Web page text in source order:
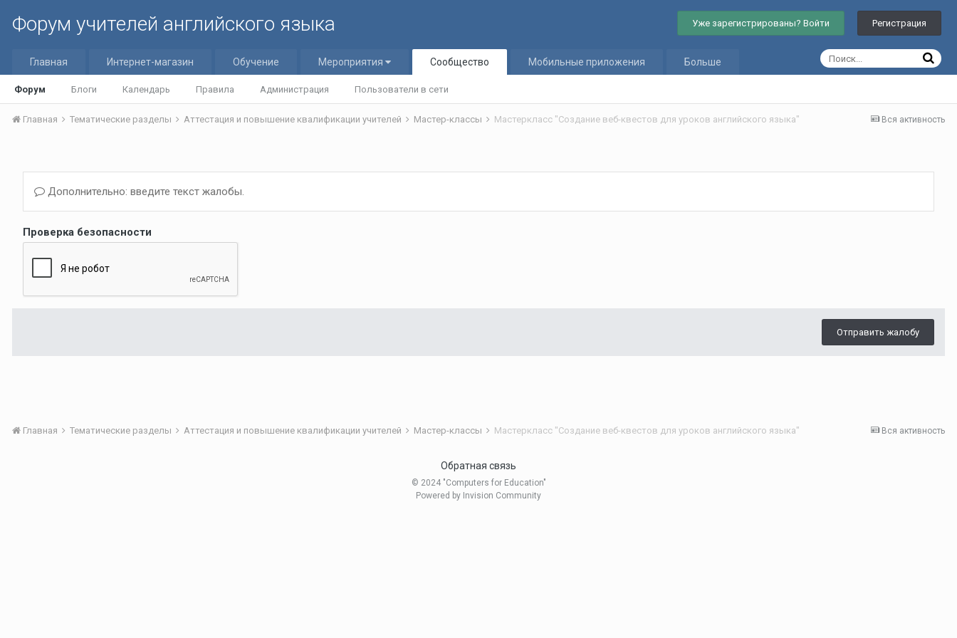
Форум учителей английского языка Уже зарегистрированы? Войти Регистрация
Главная Интернет-магазин Обучение Мероприятия Сообщество
Форум Блоги Календарь Правила Администрация Пользователи в сети
Мобильные приложения Больше
Вся активность
Главная Тематические разделы Аттестация и повышение квалификации учителей Мастер-классы Мастеркласс "Создание веб-квестов для уроков английского языка"
Дополнительно: введите текст жалобы.
Проверка безопасности
Отправить жалобу
Вся активность
Главная Тематические разделы Аттестация и повышение квалификации учителей Мастер-классы Мастеркласс "Создание веб-квестов для уроков английского языка"
Обратная связь
© 2024 "Computers for Education"
Powered by Invision Community